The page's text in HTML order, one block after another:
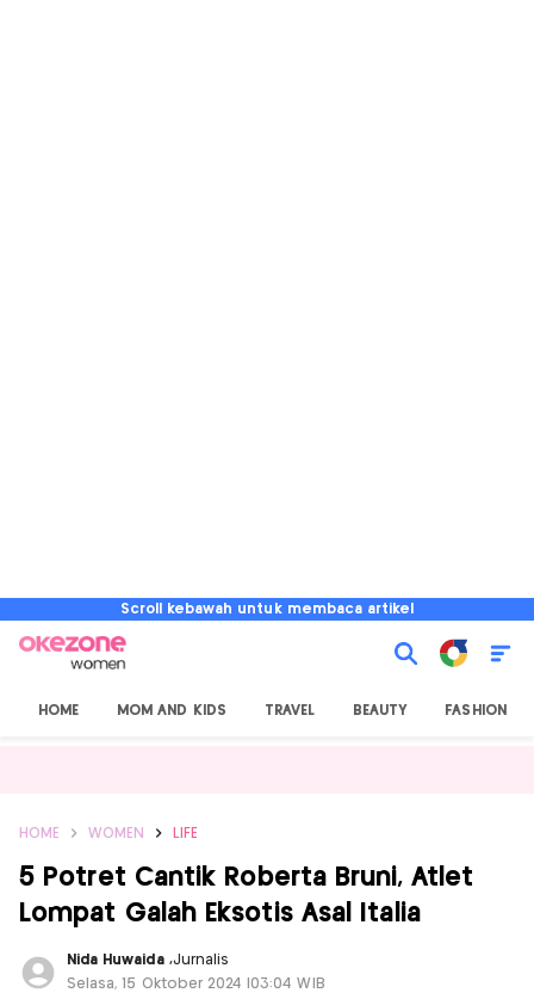
Scroll kebawah untuk membaca artikel
HOME MOM AND KIDS TRAVEL BEAUTY FASHION
HOME WOMEN LIFE
5 Potret Cantik Roberta Bruni, Atlet
Lompat Galah Eksotis Asal Italia
Nida Huwaida ,Jurnalis
Selasa, 15 Oktober 2024 |03:04 WIB